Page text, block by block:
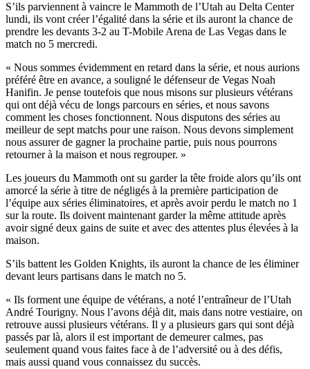
S’ils parviennent à vaincre le Mammoth de l’Utah au Delta Center
lundi, ils vont créer l’égalité dans la série et ils auront la chance de
prendre les devants 3-2 au T-Mobile Arena de Las Vegas dans le
match no 5 mercredi.
« Nous sommes évidemment en retard dans la série, et nous aurions
préféré être en avance, a souligné le défenseur de Vegas Noah
Hanifin. Je pense toutefois que nous misons sur plusieurs vétérans
qui ont déjà vécu de longs parcours en séries, et nous savons
comment les choses fonctionnent. Nous disputons des séries au
meilleur de sept matchs pour une raison. Nous devons simplement
nous assurer de gagner la prochaine partie, puis nous pourrons
retourner à la maison et nous regrouper. »
Les joueurs du Mammoth ont su garder la tête froide alors qu’ils ont
amorcé la série à titre de négligés à la première participation de
l’équipe aux séries éliminatoires, et après avoir perdu le match no 1
sur la route. Ils doivent maintenant garder la même attitude après
avoir signé deux gains de suite et avec des attentes plus élevées à la
maison.
S’ils battent les Golden Knights, ils auront la chance de les éliminer
devant leurs partisans dans le match no 5.
« Ils forment une équipe de vétérans, a noté l’entraîneur de l’Utah
André Tourigny. Nous l’avons déjà dit, mais dans notre vestiaire, on
retrouve aussi plusieurs vétérans. Il y a plusieurs gars qui sont déjà
passés par là, alors il est important de demeurer calmes, pas
seulement quand vous faites face à de l’adversité ou à des défis,
mais aussi quand vous connaissez du succès.